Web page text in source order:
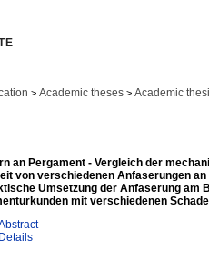
> Academic theses > Academic
an Pergament - Vergleich der
von verschiedenen Anfaserungen an
Umsetzung der Anfaserung am
mit verschiedenen
Details